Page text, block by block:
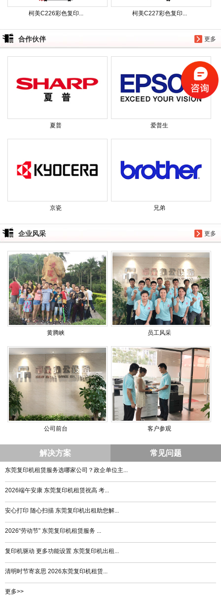
柯美C226彩色复印... 柯美C227彩色复印...
更多
合作伙伴
夏普 爱普生
京瓷 兄弟
更多
企业风采
黄腾峡 员工风采
公司前台 客户参观
解决方案 常见问题
东莞复印机租赁服务选哪家公司？政企单位主...
2026端午安康 东莞复印机租赁祝高 考...
安心打印 随心扫描 东莞复印机出租助您解...
2026“劳动节” 东莞复印机租赁服务 ...
复印机驱动 更多功能设置 东莞复印机出租...
清明时节寄哀思 2026东莞复印机租赁...
更多>>